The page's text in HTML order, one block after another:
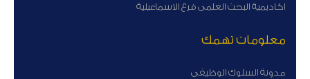
اكاديمية البحث العلمى فرع الاسماعيلية
معلومات تهمك
مدونة السلوك الوظيفى